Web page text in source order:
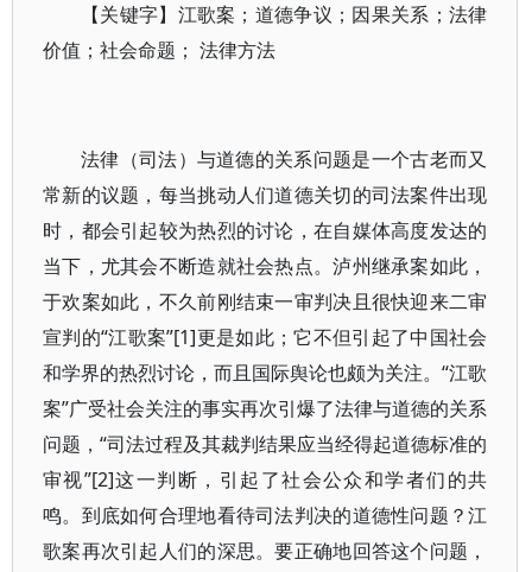
【关键字】江歌案；道德争议；因果关系；法律
价值；社会命题； 法律方法
法律（司法）与道德的关系问题是一个古老而又
常新的议题，每当挑动人们道德关切的司法案件出现
时，都会引起较为热烈的讨论，在自媒体高度发达的
当下，尤其会不断造就社会热点。泸州继承案如此，
于欢案如此，不久前刚结束一审判决且很快迎来二审
宣判的“江歌案”[1]更是如此；它不但引起了中国社会
和学界的热烈讨论，而且国际舆论也颇为关注。“江歌
案”广受社会关注的事实再次引爆了法律与道德的关系
问题，“司法过程及其裁判结果应当经得起道德标准的
审视”[2]这一判断，引起了社会公众和学者们的共
鸣。到底如何合理地看待司法判决的道德性问题？江
歌案再次引起人们的深思。要正确地回答这个问题，